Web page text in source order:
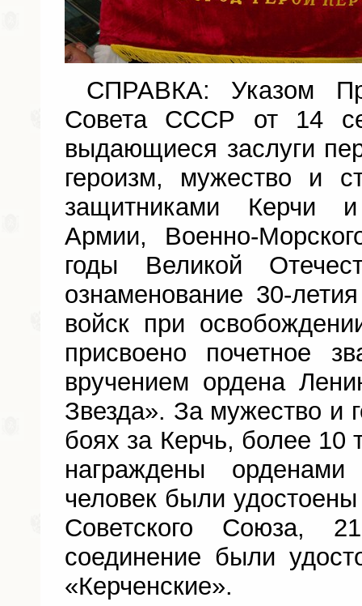
СПРАВКА: Указом
Совета СССР от 14
выдающиеся заслуги
героизм, мужество и
защитниками Керчи
Армии, Военно-
годы Великой
ознаменование 30-
войск при
присвоено почетное
вручением ордена
Звезда». За мужество и
боях за Керчь, более 10
награждены
человек были
Советского Союза,
соединение были
«Керченские».